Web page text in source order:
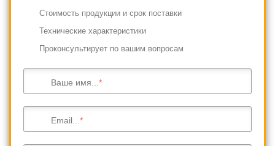
Cтоимость продукции и срок поставки
Технические характеристики
Проконсультирует по вашим вопросам
Ваше имя...
Email...